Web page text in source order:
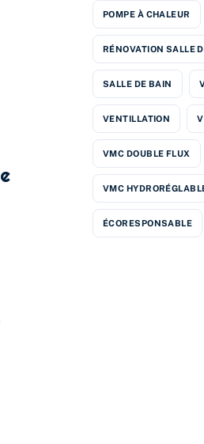
POMPE À CHALEUR
RÉNOVATION SALLE
SALLE DE BAIN
VENTILLATION
VMC DOUBLE FLUX
VMC
ÉCORESPONSABLE